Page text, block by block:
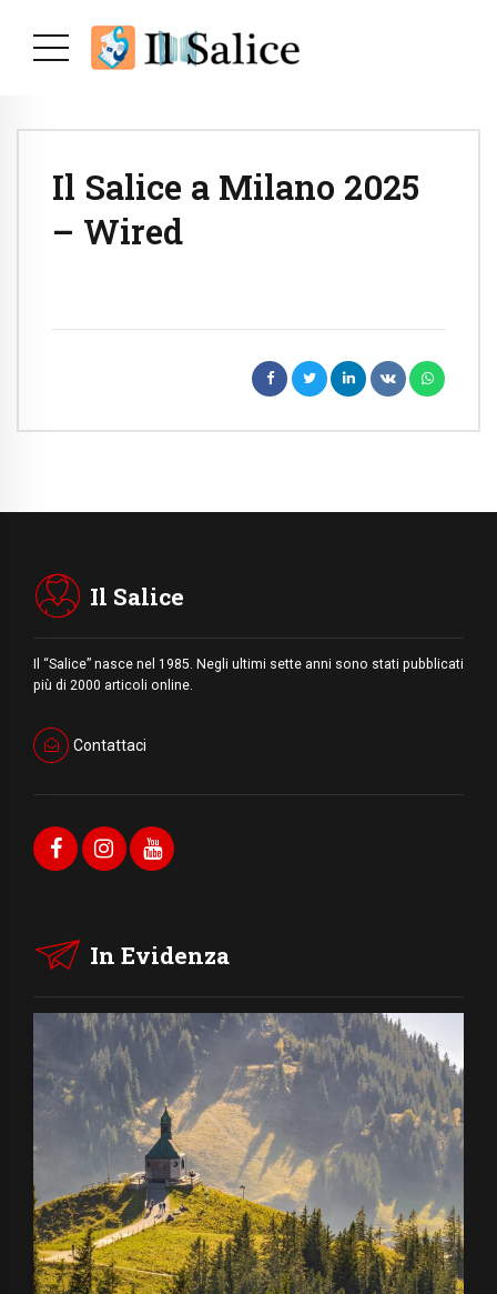
Il Salice a Milano 2025
– Wired
Il Salice
Il “Salice” nasce nel 1985. Negli ultimi sette anni sono stati pubblicati
più di 2000 articoli online.
Contattaci
In Evidenza